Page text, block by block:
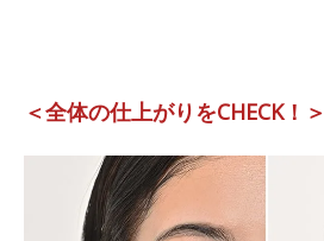
＜全体の仕上がりをCHECK！＞